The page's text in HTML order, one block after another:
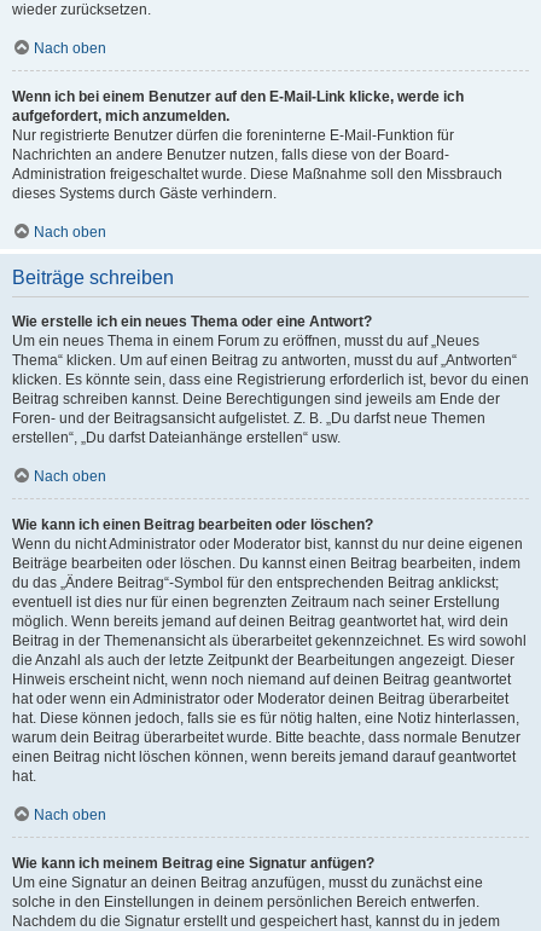
wieder zurücksetzen.
Nach oben
Wenn ich bei einem Benutzer auf den E-Mail-Link klicke, werde ich
aufgefordert, mich anzumelden.
Nur registrierte Benutzer dürfen die foreninterne E-Mail-Funktion für
Nachrichten an andere Benutzer nutzen, falls diese von der Board-
Administration freigeschaltet wurde. Diese Maßnahme soll den Missbrauch
dieses Systems durch Gäste verhindern.
Nach oben
Beiträge schreiben
Wie erstelle ich ein neues Thema oder eine Antwort?
Um ein neues Thema in einem Forum zu eröffnen, musst du auf „Neues
Thema“ klicken. Um auf einen Beitrag zu antworten, musst du auf „Antworten“
klicken. Es könnte sein, dass eine Registrierung erforderlich ist, bevor du einen
Beitrag schreiben kannst. Deine Berechtigungen sind jeweils am Ende der
Foren- und der Beitragsansicht aufgelistet. Z. B. „Du darfst neue Themen
erstellen“, „Du darfst Dateianhänge erstellen“ usw.
Nach oben
Wie kann ich einen Beitrag bearbeiten oder löschen?
Wenn du nicht Administrator oder Moderator bist, kannst du nur deine eigenen
Beiträge bearbeiten oder löschen. Du kannst einen Beitrag bearbeiten, indem
du das „Ändere Beitrag“-Symbol für den entsprechenden Beitrag anklickst;
eventuell ist dies nur für einen begrenzten Zeitraum nach seiner Erstellung
möglich. Wenn bereits jemand auf deinen Beitrag geantwortet hat, wird dein
Beitrag in der Themenansicht als überarbeitet gekennzeichnet. Es wird sowohl
die Anzahl als auch der letzte Zeitpunkt der Bearbeitungen angezeigt. Dieser
Hinweis erscheint nicht, wenn noch niemand auf deinen Beitrag geantwortet
hat oder wenn ein Administrator oder Moderator deinen Beitrag überarbeitet
hat. Diese können jedoch, falls sie es für nötig halten, eine Notiz hinterlassen,
warum dein Beitrag überarbeitet wurde. Bitte beachte, dass normale Benutzer
einen Beitrag nicht löschen können, wenn bereits jemand darauf geantwortet
hat.
Nach oben
Wie kann ich meinem Beitrag eine Signatur anfügen?
Um eine Signatur an deinen Beitrag anzufügen, musst du zunächst eine
solche in den Einstellungen in deinem persönlichen Bereich entwerfen.
Nachdem du die Signatur erstellt und gespeichert hast, kannst du in jedem